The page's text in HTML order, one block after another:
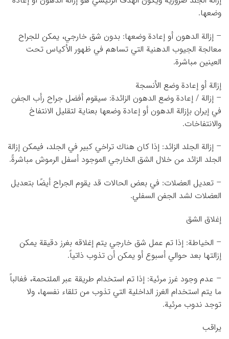
وضعها.
– إزالة الدهون أو إعادة وضعها: بدون شق خارجي، يمكن للجراح
معالجة الجيوب الدهنية التي تساهم في ظهور الأكياس تحت
العينين مباشرة.
إزالة أو إعادة وضع الأنسجة
– إزالة / إعادة وضع الدهون الزائدة: سيقوم أفضل جراح رأب الجفن
في إيران بإزالة الدهون أو إعادة وضعها بعناية لتقليل الانتفاخ
والانتفاخات.
– إزالة الجلد الزائد: إذا كان هناك تراخي كبير في الجلد، فيمكن إزالة
الجلد الزائد من خلال الشق الخارجي الموجود أسفل الرموش مباشرةً.
– تعديل العضلات: في بعض الحالات قد يقوم الجراح أيضًا بتعديل
العضلات لشد الجفن السفلي.
إغلاق الشق
– الخياطة: إذا تم عمل شق خارجي يتم إغلاقه بغرز دقيقة يمكن
إزالتها بعد حوالي أسبوع أو يمكن أن تذوب ذاتياً.
– عدم وجود غرز مرئية: إذا تم استخدام طريقة عبر الملتحمة، فغالباً
ما يتم استخدام الغرز الداخلية التي تذوب من تلقاء نفسها، ولا
توجد ندوب مرئية.
يراقب